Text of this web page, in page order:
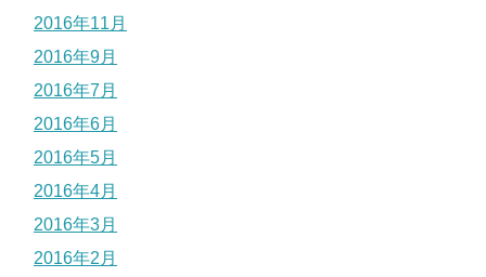
2016年11月
2016年9月
2016年7月
2016年6月
2016年5月
2016年4月
2016年3月
2016年2月